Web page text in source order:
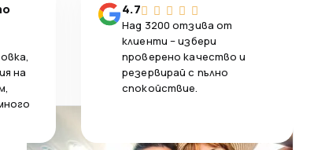
на
4.7
Над 3200 отзива от
клиенти – избери
проверено качество и
резервирай с пълно
спокойствие.